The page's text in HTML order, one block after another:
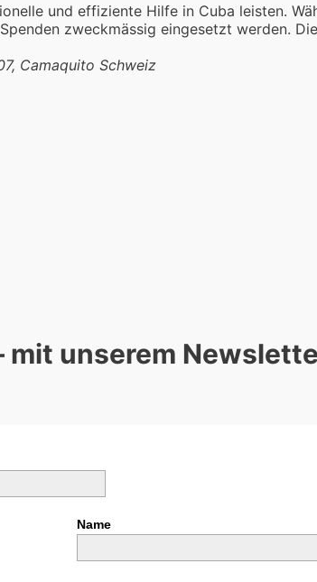
und effiziente Hilfe in Cuba leisten.
zweckmässig eingesetzt werden.
Camaquito Schweiz
mit unserem
Name